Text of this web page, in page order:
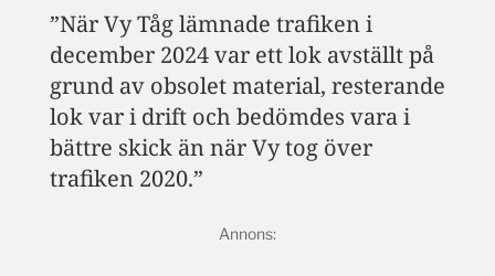
”När Vy Tåg lämnade trafiken i
december 2024 var ett lok avställt på
grund av obsolet material, resterande
lok var i drift och bedömdes vara i
bättre skick än när Vy tog över
trafiken 2020.”